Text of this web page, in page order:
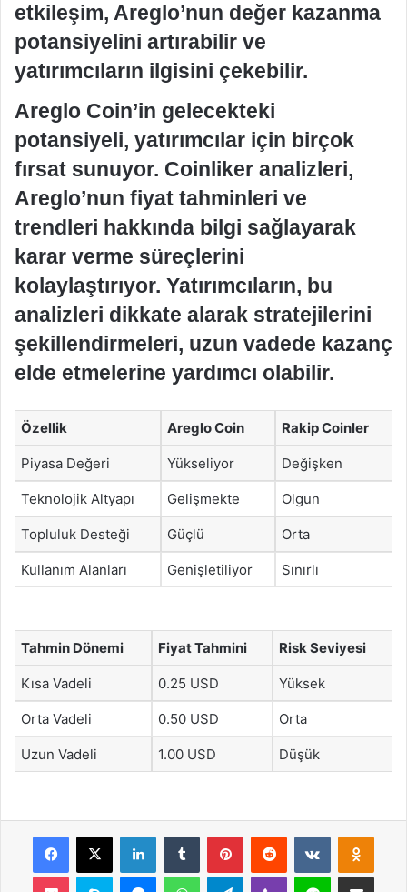
etkileşim, Areglo’nun değer kazanma
potansiyelini artırabilir ve
yatırımcıların ilgisini çekebilir.
Areglo Coin’in gelecekteki
potansiyeli, yatırımcılar için birçok
fırsat sunuyor. Coinliker analizleri,
Areglo’nun fiyat tahminleri ve
trendleri hakkında bilgi sağlayarak
karar verme süreçlerini
kolaylaştırıyor. Yatırımcıların, bu
analizleri dikkate alarak stratejilerini
şekillendirmeleri, uzun vadede kazanç
elde etmelerine yardımcı olabilir.
Özellik Areglo Coin Rakip Coinler
Piyasa Değeri Yükseliyor Değişken
Teknolojik Altyapı Gelişmekte Olgun
Topluluk Desteği Güçlü Orta
Kullanım Alanları Genişletiliyor Sınırlı
Tahmin Dönemi Fiyat Tahmini Risk Seviyesi
Kısa Vadeli 0.25 USD Yüksek
Orta Vadeli 0.50 USD Orta
Uzun Vadeli 1.00 USD Düşük
Facebook
X LinkedInTumblr PinterestReddit VKontakte
Pocket Skype MessengerWhatsAppTelegramViber Line E-Posta ile